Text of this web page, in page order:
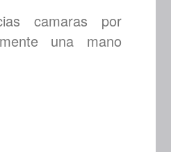
camaras por
una mano